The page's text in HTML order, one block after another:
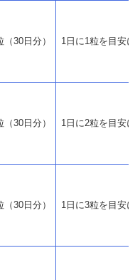
（30日分） 1日に1粒を目安に
（30日分） 1日に2粒を目安に
（30日分） 1日に3粒を目安に